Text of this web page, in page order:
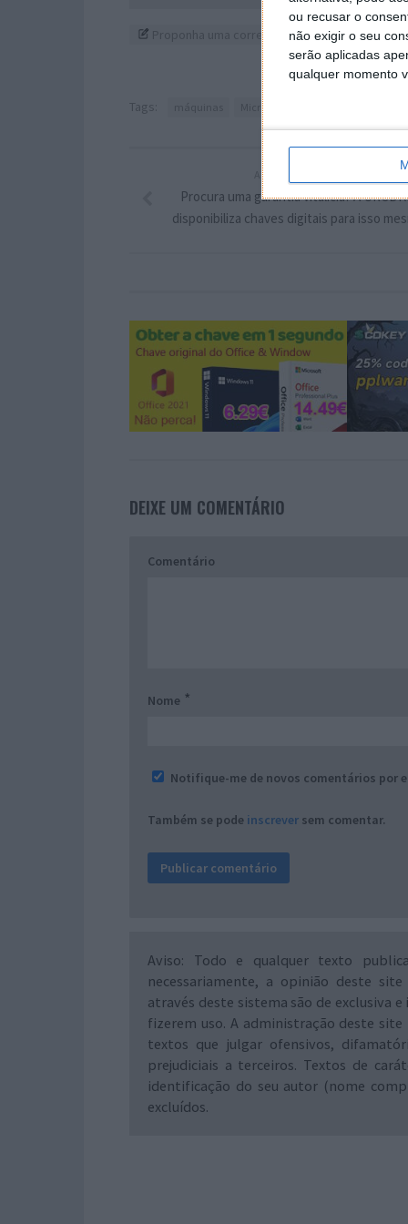
ou recusar o
não exigir o seu
serão aplicadas
qualquer momento
Proponha uma correção, faça uma sugestão
Tags: Microsoft
ARTIGO ANTERIOR
Procura uma garantia vitalícia? A
disponibiliza chaves digitais para isso
DEIXE UM COMENTÁRIO
Comentário
Nome *
Notifique-me de novos comentários por
Também se pode inscrever sem comentar.
Aviso: Todo e qualquer texto
necessariamente, a opinião deste
através deste sistema são de exclusiva
fizerem uso. A administração deste
textos que julgar ofensivos,
prejudiciais a terceiros. Textos de
identificação do seu autor (nome
excluídos.